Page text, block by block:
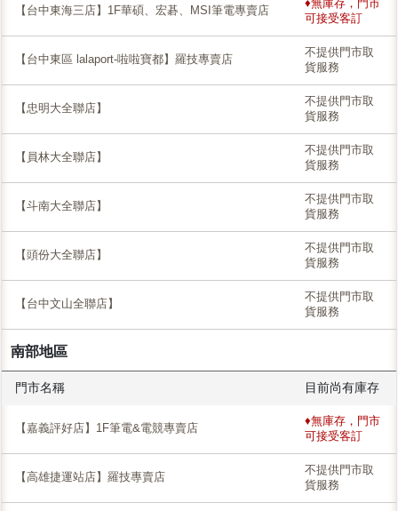
【台中東海三店】1F華碩、宏碁、MSI筆電專賣店
♦無庫存，門市
可接受客訂
【台中東區 lalaport-啦啦寶都】羅技專賣店
不提供門市取
貨服務
【忠明大全聯店】
不提供門市取
貨服務
【員林大全聯店】
不提供門市取
貨服務
【斗南大全聯店】
不提供門市取
貨服務
【頭份大全聯店】
不提供門市取
貨服務
【台中文山全聯店】
不提供門市取
貨服務
南部地區
門市名稱 目前尚有庫存
【嘉義評好店】1F筆電&電競專賣店
♦無庫存，門市
可接受客訂
【高雄捷運站店】羅技專賣店
不提供門市取
貨服務